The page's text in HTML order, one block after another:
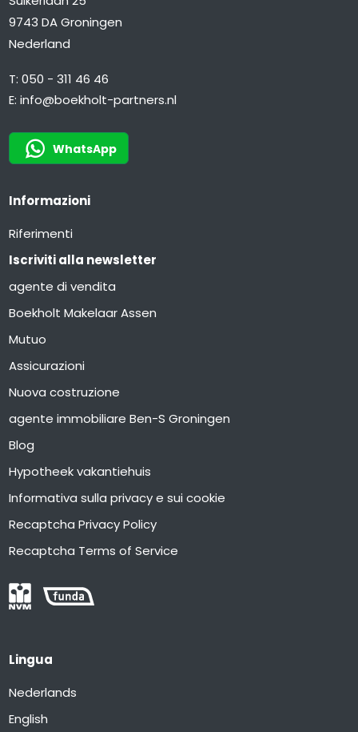
9743 DA Groningen
Nederland
T:050 - 311 46 46
E:info@boekholt-partners.nl
WhatsApp
Informazioni
Riferimenti
Iscriviti alla newsletter
agente di vendita
Boekholt Makelaar Assen
Mutuo
Assicurazioni
Nuova costruzione
agente immobiliare Ben-S Groningen
Blog
Hypotheek vakantiehuis
Informativa sulla privacy e sui cookie
Recaptcha Privacy Policy
Recaptcha Terms of Service
Lingua
Nederlands
English